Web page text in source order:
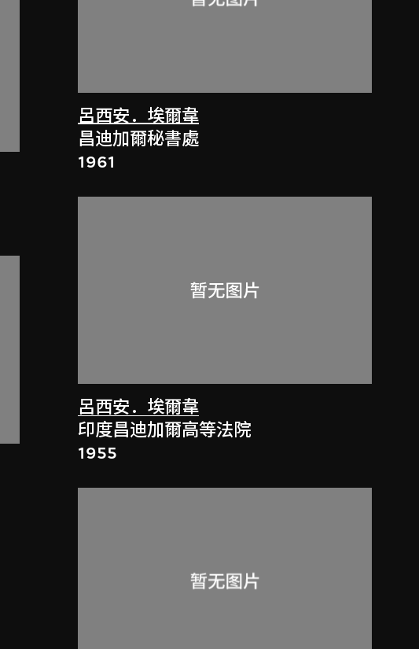
呂西安．埃爾韋
昌迪加爾秘書處
1961
呂西安．埃爾韋
印度昌迪加爾高等法院
1955